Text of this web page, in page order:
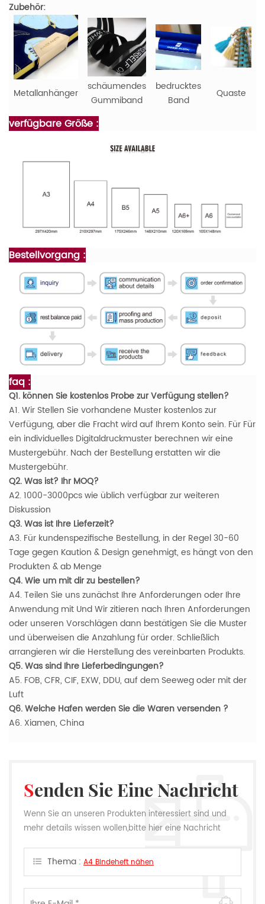
Zubehör:
Metallanhänger
schäumendes
Gummiband
bedrucktes
Band
Quaste
verfügbare Größe :
Bestellvorgang :
faq :
Q1. können Sie kostenlos Probe zur Verfügung stellen?
A1. Wir Stellen Sie vorhandene Muster kostenlos zur
Verfügung, aber die Fracht wird auf Ihrem Konto sein. Für Für
ein individuelles Digitaldruckmuster berechnen wir eine
Mustergebühr. Nach der Bestellung erstatten wir die
Mustergebühr.
Q2. Was ist? Ihr MOQ?
A2. 1000-3000pcs wie üblich verfügbar zur weiteren
Diskussion
Q3. Was ist Ihre Lieferzeit?
A3. Für kundenspezifische Bestellung, in der Regel 30-60
Tage gegen Kaution & Design genehmigt, es hängt von den
Produkten & ab Menge
Q4. Wie um mit dir zu bestellen?
A4. Teilen Sie uns zunächst Ihre Anforderungen oder Ihre
Anwendung mit Und Wir zitieren nach Ihren Anforderungen
oder unseren Vorschlägen dann bestätigen Sie die Muster
und überweisen die Anzahlung für order. Schließlich
arrangieren wir die Herstellung des vereinbarten Produkts.
Q5. Was sind Ihre Lieferbedingungen?
A5. FOB, CFR, CIF, EXW, DDU, auf dem Seeweg oder mit der
Luft
Q6. Welche Hafen werden Sie die Waren versenden ?
A6. Xiamen, China
Senden Sie Eine Nachricht
Wenn Sie an unseren Produkten interessiert sind und
mehr details wissen wollen,bitte hier eine Nachricht
können.Thema : A4 Bindeheft nähen